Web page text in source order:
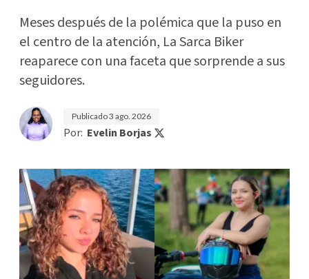
Meses después de la polémica que la puso en
el centro de la atención, La Sarca Biker
reaparece con una faceta que sorprende a sus
seguidores.
Publicado3 ago. 2026
Por: Evelin Borjas